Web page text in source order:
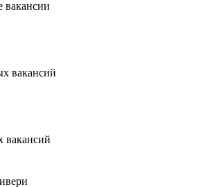
вакансии
вакансий
вакансий